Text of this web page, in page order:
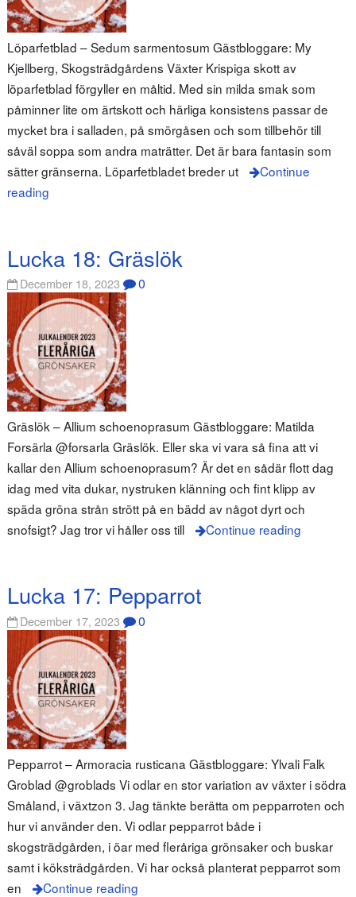
Löparfetblad – Sedum sarmentosum Gästbloggare: My
Kjellberg, Skogsträdgårdens Växter Krispiga skott av
löparfetblad förgyller en måltid. Med sin milda smak som
påminner lite om ärtskott och härliga konsistens passar de
mycket bra i salladen, på smörgåsen och som tillbehör till
såväl soppa som andra maträtter. Det är bara fantasin som
sätter gränserna. Löparfetbladet breder ut
Continue
reading
Lucka 18: Gräslök
December 18, 2023 0
Gräslök – Allium schoenoprasum Gästbloggare: Matilda
Forsärla @forsarla Gräslök. Eller ska vi vara så fina att vi
kallar den Allium schoenoprasum? Är det en sådär flott dag
idag med vita dukar, nystruken klänning och fint klipp av
späda gröna strån strött på en bädd av något dyrt och
snofsigt? Jag tror vi håller oss till
Continue reading
Lucka 17: Pepparrot
December 17, 2023 0
Pepparrot – Armoracia rusticana Gästbloggare: Ylvali Falk
Groblad @groblads Vi odlar en stor variation av växter i södra
Småland, i växtzon 3. Jag tänkte berätta om pepparroten och
hur vi använder den. Vi odlar pepparrot både i
skogsträdgården, i öar med fleråriga grönsaker och buskar
samt i köksträdgården. Vi har också planterat pepparrot som
en
Continue reading